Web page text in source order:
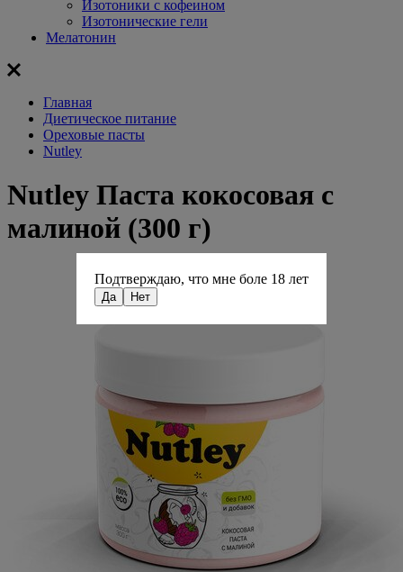
Изотоники с кофеином
Изотонические гели
Мелатонин
Главная
Диетическое питание
Ореховые пасты
Nutley
Nutley Паста кокосовая с
малиной (300 г)
Подтверждаю, что мне боле 18 лет
Да Нет